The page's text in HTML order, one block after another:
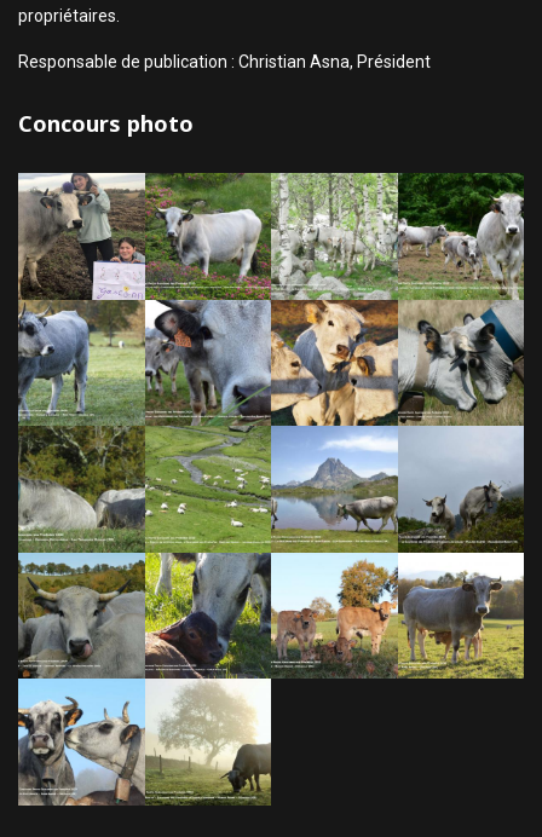
propriétaires.
Responsable de publication : Christian Asna, Président
Concours photo